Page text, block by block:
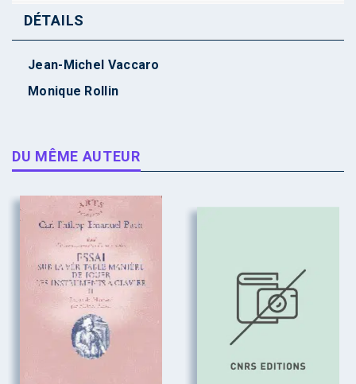
DÉTAILS
Jean-Michel Vaccaro
Monique Rollin
DU MÊME AUTEUR